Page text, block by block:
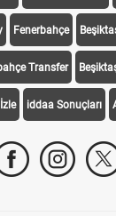
Fenerbahçe
Transfer
iddaa Sonuçları